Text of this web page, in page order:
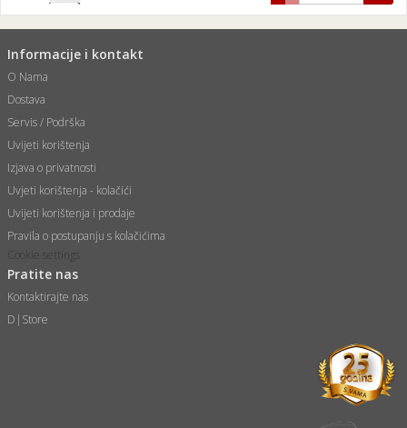
Informacije i kontakt
O Nama
Dostava
Servis / Podrška
Uvijeti korištenja
Izjava o privatnosti
Uvjeti korištenja - kolačići
Uvijeti korištenja i prodaje
Pravila o postupanju s kolačićima
Cookie settings
Pratite nas
Kontaktirajte nas
D|Store